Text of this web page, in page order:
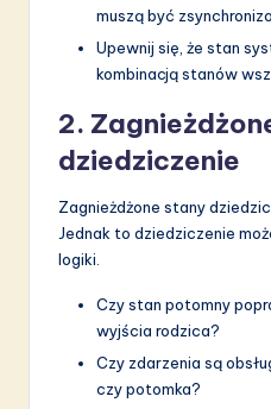
muszą być
Upewnij się, że stan
kombinacją stanów
2.
dziedziczenie
Zagnieżdżone stany
Jednak to dziedziczenie
logiki.
Czy stan potomny
wyjścia rodzica?
Czy zdarzenia są
czy potomka?